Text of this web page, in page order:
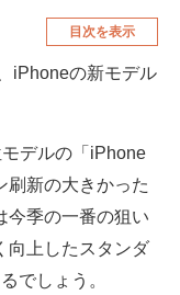
目次を表示
iPhoneの新モデル
デルの「iPhone
刷新の大きかった
今季の一番の狙い
向上したスタンダ
でしょう。